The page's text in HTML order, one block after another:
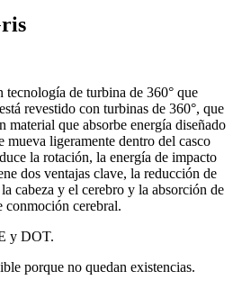
tecnología de turbina de 360° que
revestido con turbinas de 360°, que
material que absorbe energía diseñado
mueva ligeramente dentro del casco
la rotación, la energía de impacto
dos ventajas clave, la reducción de
cabeza y el cerebro y la absorción de
conmoción cerebral.
y DOT.
porque no quedan existencias.